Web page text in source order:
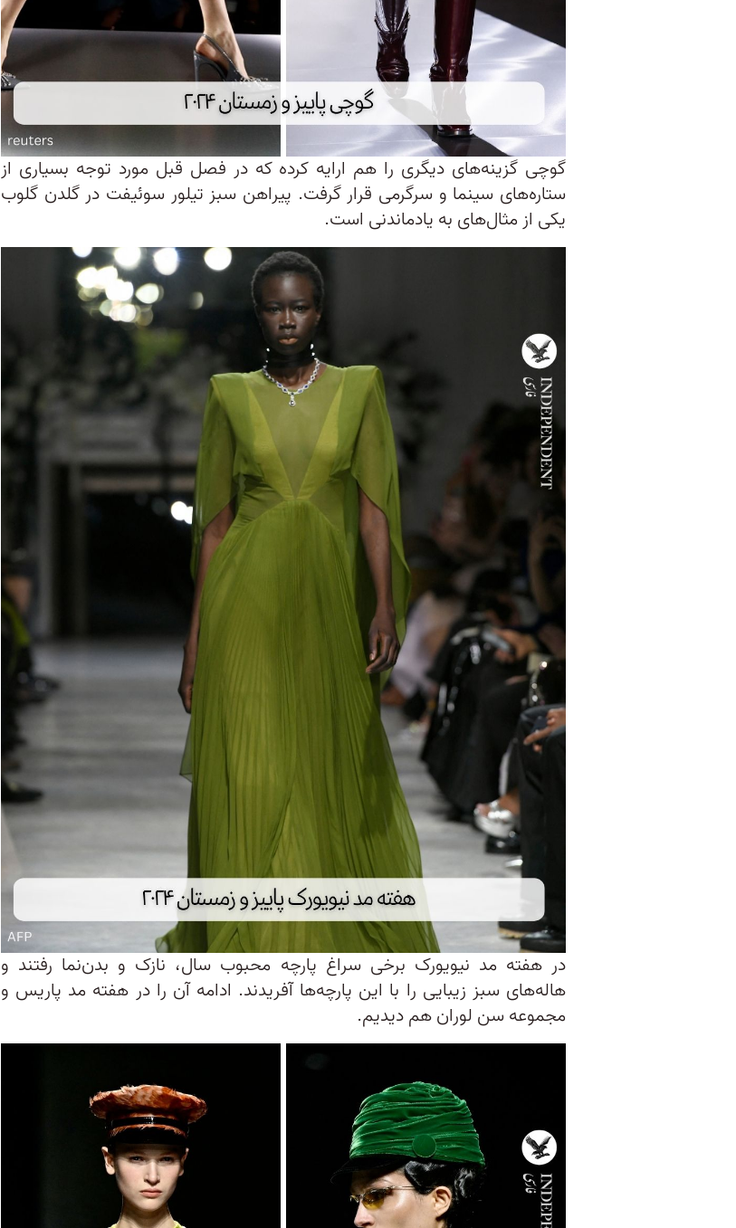
گوچی گزینه‌های دیگری را هم ارایه کرده که در فصل قبل مورد توجه بسیاری از
ستاره‌های سینما و سرگرمی قرار گرفت. پیراهن سبز تیلور سوئیفت در گلدن گلوب
یکی از مثال‌های به یادماندنی است.
در هفته مد نیویورک برخی سراغ پارچه محبوب سال، نازک و بدن‌نما رفتند و
هاله‌های سبز زیبایی را با این پارچه‌ها آفریدند. ادامه آن را در هفته مد پاریس و
مجموعه سن لوران هم دیدیم.